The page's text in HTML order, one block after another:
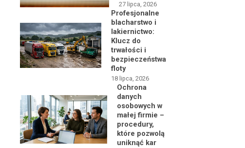
27 lipca, 2026
Profesjonalne
blacharstwo i
lakiernictwo:
Klucz do
trwałości i
bezpieczeństwa
floty
18 lipca, 2026
Ochrona
danych
osobowych w
małej firmie –
procedury,
które pozwolą
uniknąć kar